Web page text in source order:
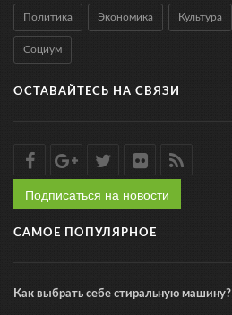
Политика Экономика Культура
Социум
ОСТАВАЙТЕСЬ НА СВЯЗИ
Подписаться на новости
САМОЕ ПОПУЛЯРНОЕ
Как выбрать себе стиральную машину?